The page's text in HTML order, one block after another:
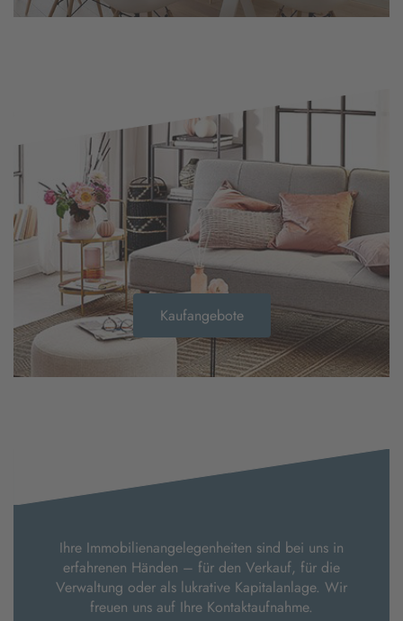
Kaufangebote
Ihre Immobilienangelegenheiten sind bei uns in
erfahrenen Händen – für den Verkauf, für die
Verwaltung oder als lukrative Kapitalanlage. Wir
freuen uns auf Ihre Kontaktaufnahme.